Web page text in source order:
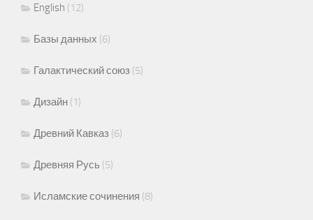
English (12)
Базы данных (6)
Галактический союз (5)
Дизайн (1)
Древний Кавказ (6)
Древняя Русь (5)
Исламские сочинения (8)